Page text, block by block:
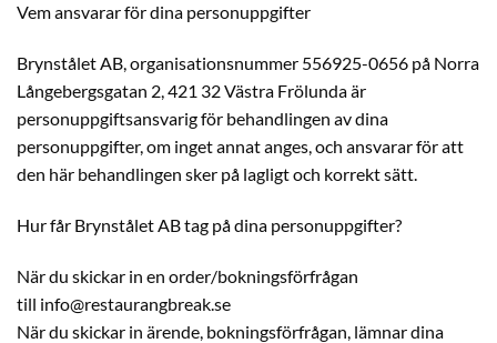
Vem ansvarar för dina personuppgifter
Brynstålet AB, organisationsnummer 556925-0656 på Norra
Långebergsgatan 2, 421 32 Västra Frölunda är
personuppgiftsansvarig för behandlingen av dina
personuppgifter, om inget annat anges, och ansvarar för att
den här behandlingen sker på lagligt och korrekt sätt.
Hur får Brynstålet AB tag på dina personuppgifter?
När du skickar in en order/bokningsförfrågan
till info@restaurangbreak.se
När du skickar in ärende, bokningsförfrågan, lämnar dina